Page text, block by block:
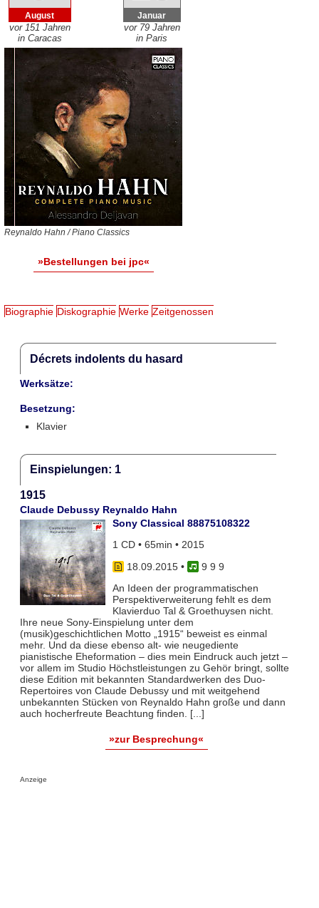
August
vor 151 Jahren
in Caracas
Januar
vor 79 Jahren
in Paris
Reynaldo Hahn / Piano Classics
»Bestellungen bei jpc«
Biographie Diskographie Werke Zeitgenossen
Décrets indolents du hasard
Werksätze:
Besetzung:
Klavier
Einspielungen: 1
1915
Claude Debussy Reynaldo Hahn
Sony Classical 88875108322
1 CD • 65min • 2015
18.09.2015•
9 9 9
An Ideen der programmatischen
Perspektiverweiterung fehlt es dem
Klavierduo Tal & Groethuysen nicht.
Ihre neue Sony-Einspielung unter dem
(musik)geschichtlichen Motto „1915“ beweist es einmal
mehr. Und da diese ebenso alt- wie neugediente
pianistische Eheformation – dies mein Eindruck auch jetzt –
vor allem im Studio Höchstleistungen zu Gehör bringt, sollte
diese Edition mit bekannten Standardwerken des Duo-
Repertoires von Claude Debussy und mit weitgehend
unbekannten Stücken von Reynaldo Hahn große und dann
auch hocherfreute Beachtung finden. [...]
»zur Besprechung«
Anzeige